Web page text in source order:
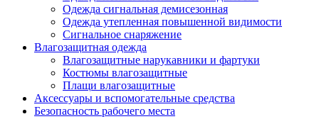
Одежда сигнальная демисезонная
Одежда утепленная повышенной видимости
Сигнальное снаряжение
Влагозащитная одежда
Влагозащитные нарукавники и фартуки
Костюмы влагозащитные
Плащи влагозащитные
Аксессуары и вспомогательные средства
Безопасность рабочего места